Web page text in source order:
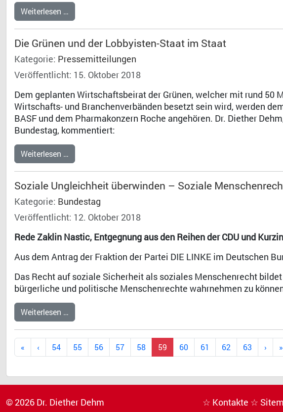
Weiterlesen …
Die Grünen und der Lobbyisten-Staat im Staat
Kategorie: Pressemitteilungen
Veröffentlicht: 15. Oktober 2018
Dem geplanten Wirtschaftsbeirat der Grünen, welcher mit rund 50
Wirtschafts- und Branchenverbänden besetzt sein wird, werden
BASF und dem Pharmakonzern Roche angehören. Dr. Diether
Bundestag, kommentiert:
Weiterlesen …
Soziale Ungleichheit überwinden – Soziale
Kategorie: Bundestag
Veröffentlicht: 12. Oktober 2018
Rede Zaklin Nastic, Entgegnung aus den Reihen der CDU und
Aus dem Antrag der Fraktion der Partei DIE LINKE im Deutschen
Das Recht auf soziale Sicherheit als soziales Menschenrecht
bürgerliche und politische Menschenrechte wahrnehmen zu
Weiterlesen …
54 55 56 57 58 59 60 61 62 63
© 2026 Dr. Diether Dehm ☆ Kontakte ☆